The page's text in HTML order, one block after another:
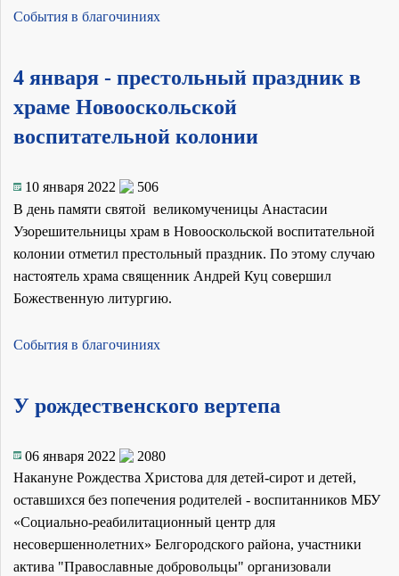
События в благочиниях
4 января - престольный праздник в
храме Новооскольской
воспитательной колонии
10 января 2022
506
В день памяти святой великомученицы Анастасии
Узорешительницы храм в Новооскольской воспитательной
колонии отметил престольный праздник. По этому случаю
настоятель храма священник Андрей Куц совершил
Божественную литургию.
События в благочиниях
У рождественского вертепа
06 января 2022
2080
Накануне Рождества Христова для детей-сирот и детей,
оставшихся без попечения родителей - воспитанников МБУ
«Социально-реабилитационный центр для
несовершеннолетних» Белгородского района, участники
актива "Православные добровольцы" организовали